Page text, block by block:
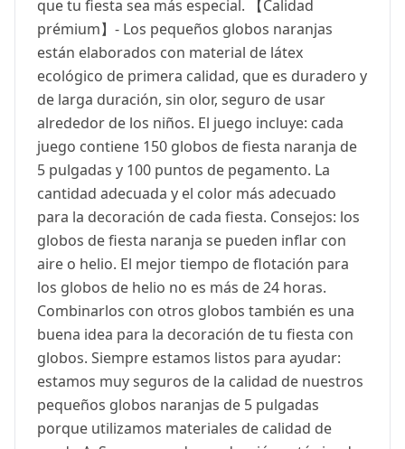
que tu fiesta sea más especial. 【Calidad
prémium】- Los pequeños globos naranjas
están elaborados con material de látex
ecológico de primera calidad, que es duradero y
de larga duración, sin olor, seguro de usar
alrededor de los niños. El juego incluye: cada
juego contiene 150 globos de fiesta naranja de
5 pulgadas y 100 puntos de pegamento. La
cantidad adecuada y el color más adecuado
para la decoración de cada fiesta. Consejos: los
globos de fiesta naranja se pueden inflar con
aire o helio. El mejor tiempo de flotación para
los globos de helio no es más de 24 horas.
Combinarlos con otros globos también es una
buena idea para la decoración de tu fiesta con
globos. Siempre estamos listos para ayudar:
estamos muy seguros de la calidad de nuestros
pequeños globos naranjas de 5 pulgadas
porque utilizamos materiales de calidad de